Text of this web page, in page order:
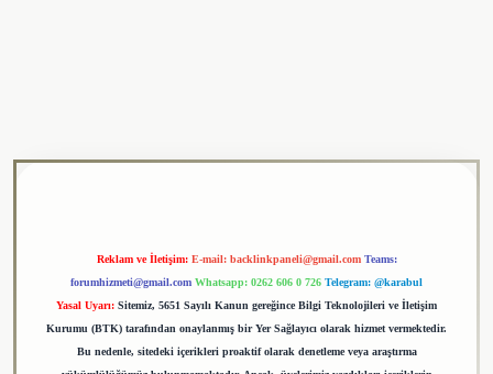
Reklam ve İletişim: E-mail: backlinkpaneli@gmail.com Teams:
forumhizmeti@gmail.com Whatsapp: 0262 606 0 726 Telegram: @karabul
Yasal Uyarı: Sitemiz, 5651 Sayılı Kanun gereğince Bilgi Teknolojileri ve İletişim
Kurumu (BTK) tarafından onaylanmış bir Yer Sağlayıcı olarak hizmet vermektedir.
Bu nedenle, sitedeki içerikleri proaktif olarak denetleme veya araştırma